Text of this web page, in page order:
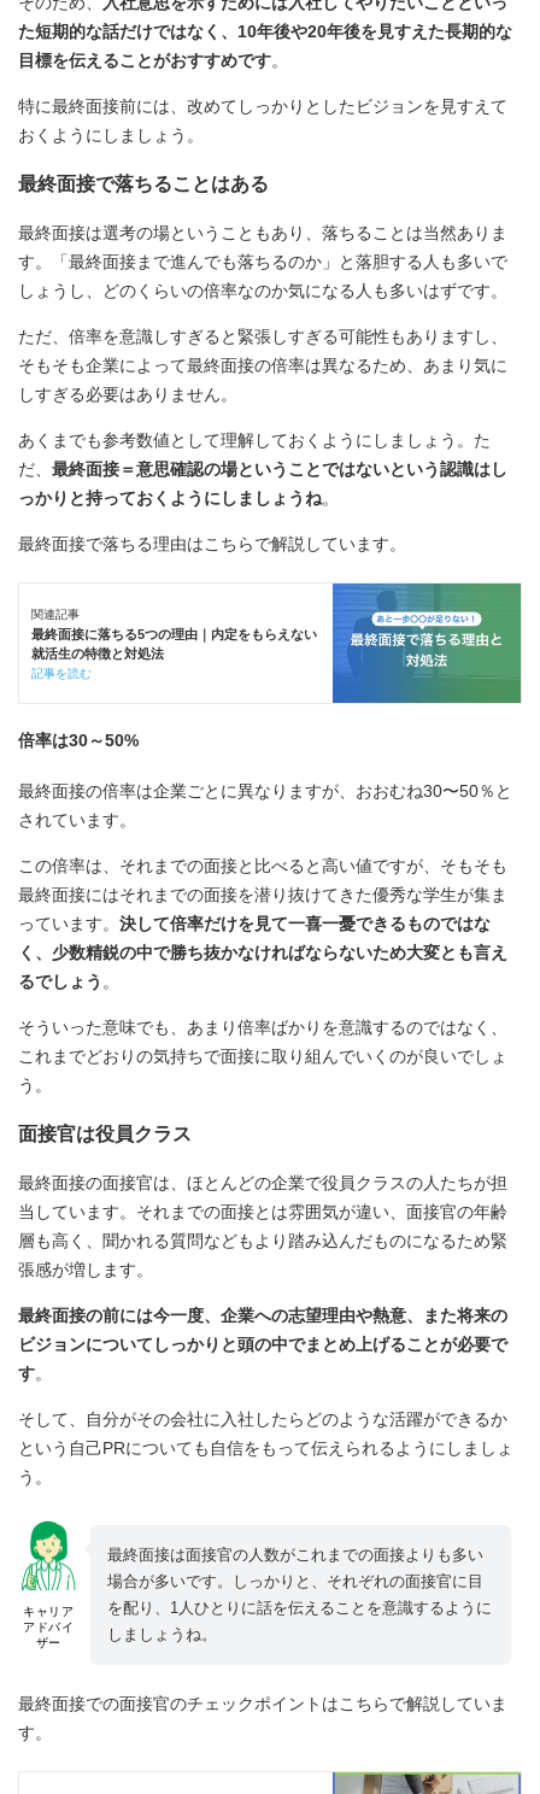
た短期的な話だけではなく、10年後や20年後を見すえた長期的な
目標を伝えることがおすすめです。
特に最終面接前には、改めてしっかりとしたビジョンを見すえて
おくようにしましょう。
最終面接で落ちることはある
最終面接は選考の場ということもあり、落ちることは当然ありま
す。「最終面接まで進んでも落ちるのか」と落胆する人も多いで
しょうし、どのくらいの倍率なのか気になる人も多いはずです。
ただ、倍率を意識しすぎると緊張しすぎる可能性もありますし、
そもそも企業によって最終面接の倍率は異なるため、あまり気に
しすぎる必要はありません。
あくまでも参考数値として理解しておくようにしましょう。た
だ、 最終面接＝意思確認の場ということではないという認識はし
っかりと持っておくようにしましょうね。
最終面接で落ちる理由はこちらで解説しています。
関連記事
最終面接に落ちる5つの理由｜内定をもらえない
就活生の特徴と対処法
記事を読む
倍率は30～50%
最終面接の倍率は企業ごとに異なりますが、おおむね30〜50％と
されています。
この倍率は、それまでの面接と比べると高い値ですが、そもそも
最終面接にはそれまでの面接を潜り抜けてきた優秀な学生が集ま
っています。 決して倍率だけを見て一喜一憂できるものではな
く、少数精鋭の中で勝ち抜かなければならないため大変とも言え
るでしょう 。
そういった意味でも、あまり倍率ばかりを意識するのではなく、
これまでどおりの気持ちで面接に取り組んでいくのが良いでしょ
う。
面接官は役員クラス
最終面接の面接官は、ほとんどの企業で役員クラスの人たちが担
当しています。それまでの面接とは雰囲気が違い、面接官の年齢
層も高く、聞かれる質問などもより踏み込んだものになるため緊
張感が増します。
最終面接の前には今一度、企業への志望理由や熱意、また将来の
ビジョンについてしっかりと頭の中でまとめ上げることが必要で
す。
そして、自分がその会社に入社したらどのような活躍ができるか
という自己PRについても自信をもって伝えられるようにしましょ
う。
キャリア
アドバイ
ザー
最終面接は面接官の人数がこれまでの面接よりも多い
場合が多いです。しっかりと、それぞれの面接官に目
を配り、1人ひとりに話を伝えることを意識するように
しましょうね。
最終面接での面接官のチェックポイントはこちらで解説していま
す。